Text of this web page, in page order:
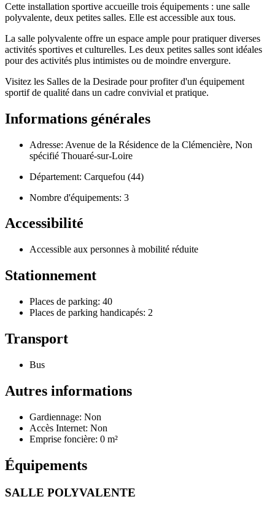
Cette installation sportive accueille trois équipements : une salle
polyvalente, deux petites salles. Elle est accessible aux tous.
La salle polyvalente offre un espace ample pour pratiquer diverses
activités sportives et culturelles. Les deux petites salles sont idéales
pour des activités plus intimistes ou de moindre envergure.
Visitez les Salles de la Desirade pour profiter d'un équipement
sportif de qualité dans un cadre convivial et pratique.
Informations générales
Adresse: Avenue de la Résidence de la Clémencière, Non
spécifié Thouaré-sur-Loire
Département: Carquefou (44)
Nombre d'équipements: 3
Accessibilité
Accessible aux personnes à mobilité réduite
Stationnement
Places de parking: 40
Places de parking handicapés: 2
Transport
Bus
Autres informations
Gardiennage: Non
Accès Internet: Non
Emprise foncière: 0 m²
Équipements
SALLE POLYVALENTE